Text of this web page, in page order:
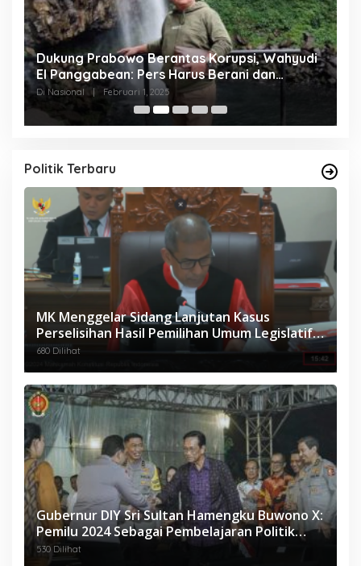
Dukung Prabowo Berantas Korupsi, Wahyudi
El Panggabean: Pers Harus Berani dan
Beretika
Di Nasional Februari 1, 2025
Politik Terbaru
MK Menggelar Sidang Lanjutan Kasus
Perselisihan Hasil Pemilihan Umum Legislatif
Maluku 2024
680 Dilihat
Gubernur DIY Sri Sultan Hamengku Buwono X:
Pemilu 2024 Sebagai Pembelajaran Politik
Berkemanusiaan
530 Dilihat